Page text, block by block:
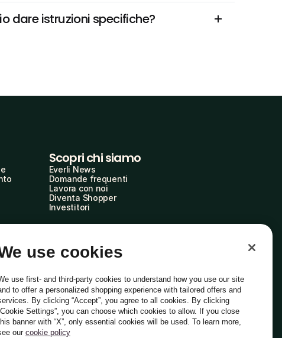
dare istruzioni specifiche?
Scopri chi siamo
Everli News
Domande frequenti
Lavora con noi
Diventa Shopper
Investitori
Italiano
use cookies
use first- and third-party cookies to understand how you use our site
to offer a personalized shopping experience with tailored offers and
By clicking “Accept”, you agree to all cookies. By clicking
Settings”, you can choose which cookies to allow. If you close
banner with “X”, only essential cookies will be used. To learn more,
our cookie policy